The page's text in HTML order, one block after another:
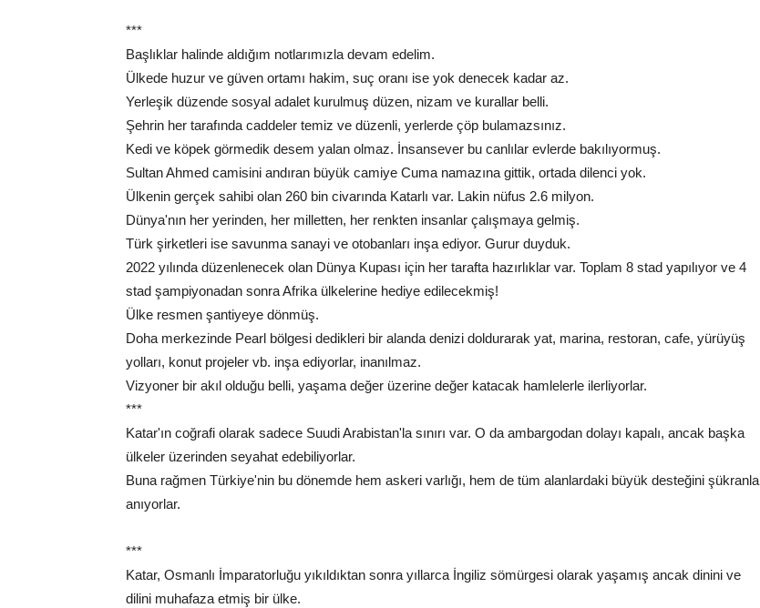
***
Başlıklar halinde aldığım notlarımızla devam edelim.
Ülkede huzur ve güven ortamı hakim, suç oranı ise yok denecek kadar az.
Yerleşik düzende sosyal adalet kurulmuş düzen, nizam ve kurallar belli.
Şehrin her tarafında caddeler temiz ve düzenli, yerlerde çöp bulamazsınız.
Kedi ve köpek görmedik desem yalan olmaz. İnsansever bu canlılar evlerde bakılıyormuş.
Sultan Ahmed camisini andıran büyük camiye Cuma namazına gittik, ortada dilenci yok.
Ülkenin gerçek sahibi olan 260 bin civarında Katarlı var. Lakin nüfus 2.6 milyon.
Dünya'nın her yerinden, her milletten, her renkten insanlar çalışmaya gelmiş.
Türk şirketleri ise savunma sanayi ve otobanları inşa ediyor. Gurur duyduk.
2022 yılında düzenlenecek olan Dünya Kupası için her tarafta hazırlıklar var. Toplam 8 stad yapılıyor ve 4
stad şampiyonadan sonra Afrika ülkelerine hediye edilecekmiş!
Ülke resmen şantiyeye dönmüş.
Doha merkezinde Pearl bölgesi dedikleri bir alanda denizi doldurarak yat, marina, restoran, cafe, yürüyüş
yolları, konut projeler vb. inşa ediyorlar, inanılmaz.
Vizyoner bir akıl olduğu belli, yaşama değer üzerine değer katacak hamlelerle ilerliyorlar.
***
Katar'ın coğrafi olarak sadece Suudi Arabistan'la sınırı var. O da ambargodan dolayı kapalı, ancak başka
ülkeler üzerinden seyahat edebiliyorlar.
Buna rağmen Türkiye'nin bu dönemde hem askeri varlığı, hem de tüm alanlardaki büyük desteğini şükranla
anıyorlar.
***
Katar, Osmanlı İmparatorluğu yıkıldıktan sonra yıllarca İngiliz sömürgesi olarak yaşamış ancak dinini ve
dilini muhafaza etmiş bir ülke.